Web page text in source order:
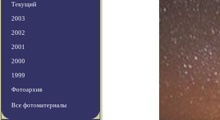
Текущий
2003
2002
2001
2000
1999
Фотоархив
Все фотоматериалы